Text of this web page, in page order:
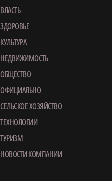
ВЛАСТЬ
ЗДОРОВЬЕ
КУЛЬТУРА
НЕДВИЖИМОСТЬ
ОБЩЕСТВО
ОФИЦИАЛЬНО
СЕЛЬСКОЕ ХОЗЯЙСТВО
ТЕХНОЛОГИИ
ТУРИЗМ
НОВОСТИ КОМПАНИИ